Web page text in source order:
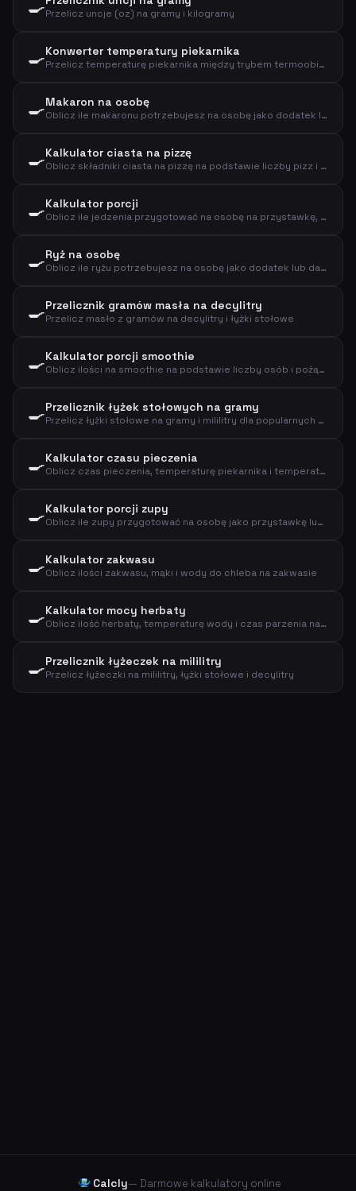
🍳Przelicz uncje (oz) na gramy i kilogramy
🍳Konwerter temperatury piekarnika
Przelicz temperaturę piekarnika między trybem termoobiegu a tradycyjnym, plus stopień gazu
🍳Makaron na osobę
Oblicz ile makaronu potrzebujesz na osobę jako dodatek lub danie główne
🍳Kalkulator ciasta na pizzę
Oblicz składniki ciasta na pizzę na podstawie liczby pizz i rozmiaru
🍳Kalkulator porcji
Oblicz ile jedzenia przygotować na osobę na przystawkę, danie główne lub deser
🍳Ryż na osobę
Oblicz ile ryżu potrzebujesz na osobę jako dodatek lub danie główne
🍳Przelicznik gramów masła na decylitry
Przelicz masło z gramów na decylitry i łyżki stołowe
🍳Kalkulator porcji smoothie
Oblicz ilości na smoothie na podstawie liczby osób i pożądanego rozmiaru
🍳Przelicznik łyżek stołowych na gramy
Przelicz łyżki stołowe na gramy i mililitry dla popularnych składników
🍳Kalkulator czasu pieczenia
Oblicz czas pieczenia, temperaturę piekarnika i temperaturę wewnętrzną mięsa
🍳Kalkulator porcji zupy
Oblicz ile zupy przygotować na osobę jako przystawkę lub danie główne
🍳Kalkulator zakwasu
Oblicz ilości zakwasu, mąki i wody do chleba na zakwasie
🍳Kalkulator mocy herbaty
Oblicz ilość herbaty, temperaturę wody i czas parzenia na podstawie typu i liczby filiżanek
🍳Przelicznik łyżeczek na mililitry
Przelicz łyżeczki na mililitry, łyżki stołowe i decylitry
Calcly— Darmowe kalkulatory online